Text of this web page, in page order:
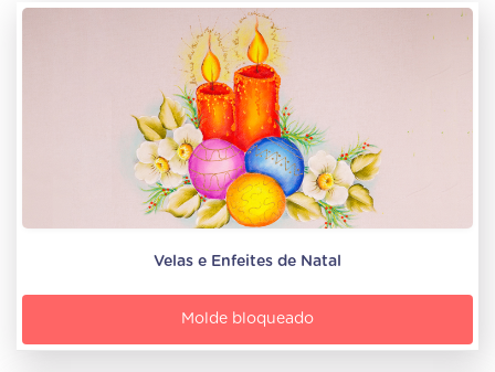
Velas e Enfeites de Natal
Molde bloqueado